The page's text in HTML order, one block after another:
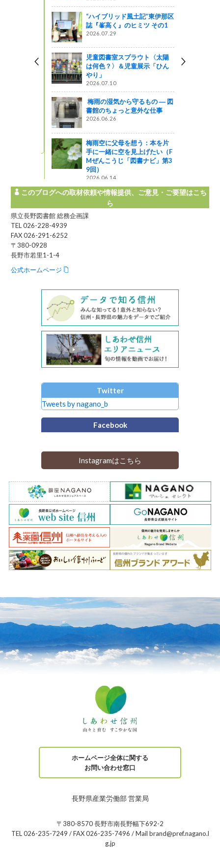
“ハイブリッド風土記”東伊那区
誌『峯高く』のヒミツ その1
2026.07.29
児童図書室スプラウト〈太陽
は何色？〉＆児童展示「ひん
やり」
2026.07.10
梅雨の湿気から守るもの ― 図
書館のちょっと意外な仕事
2026.06.26
梅雨空に父母を想う：本を片
手に一緒に空を見上げたい（F
Mぜんこうじ「図書ナビ」第3
9回）
2026.06.14
このブログへの取材依頼や情報提供、ご意見・ご要望はこち
ら
県立長野図書館 総務企画課
TEL 026-228-4939
FAX 026-291-6252
〒380-0928
長野市若里1-1-4
公式ホームページ
Twitter
Tweets by nagano_b
Facebook
Instagramはこちら
ホームページ全体に関する
お問い合わせ窓口
長野県産業労働部 営業局
〒380-8570 長野市南長野幅下692-2
TEL 026-235-7249 / FAX 026-235-7496 / Mail brand@pref.nagano.l
g.jp